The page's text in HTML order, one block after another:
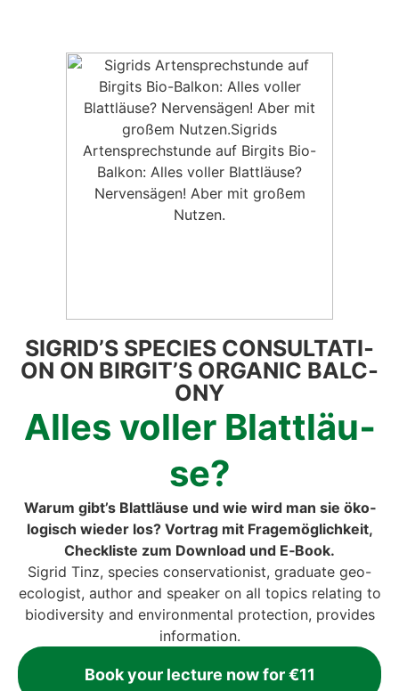
SIGRID’S SPE­CI­ES CON­SUL­TA­TI­
ON ON BIRGIT’S ORGA­NIC BAL­C­
O­NY
Alles vol­ler Blatt­läu­
se?
War­um gibt’s Blatt­läu­se und wie wird man sie öko­
lo­gisch wie­der los? Vor­trag mit Fra­ge­mög­lich­keit,
Check­lis­te zum Down­load und E‑Book.
Sig­rid Tinz, spe­ci­es con­ser­va­tio­nist, gra­dua­te geo-
eco­lo­gist, aut­hor and spea­k­er on all topics rela­ting to
bio­di­ver­si­ty and envi­ron­men­tal pro­tec­tion, pro­vi­des
infor­ma­ti­on.
Book your lec­tu­re now for €11